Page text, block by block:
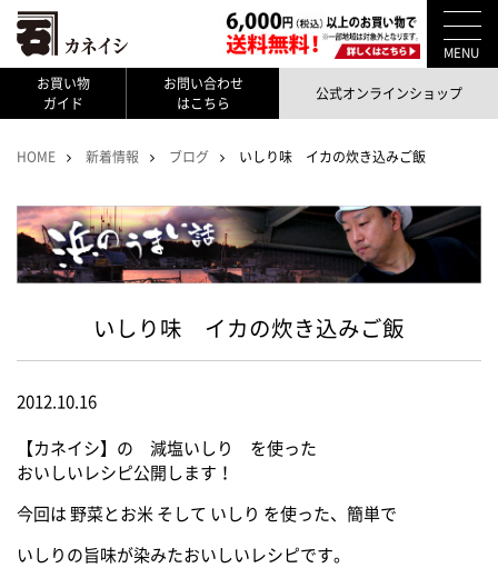
MENU
お買い物
ガイド
お問い合わせ
はこちら
公式オンラインショップ
HOME 新着情報 ブログ いしり味 イカの炊き込みご飯
いしり味 イカの炊き込みご飯
2012.10.16
【カネイシ】の 減塩いしり を使った
おいしいレシピ公開します！
今回は 野菜とお米 そして いしり を使った、簡単で
いしりの旨味が染みたおいしいレシピです。